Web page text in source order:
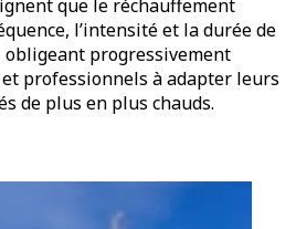
que le réchauffement
l’intensité et la durée de
obligeant progressivement
professionnels à adapter leurs
de plus en plus chauds.